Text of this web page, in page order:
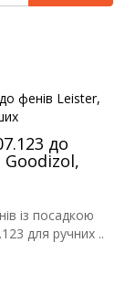
до
Goodizol,
із посадкою
для ручних ..